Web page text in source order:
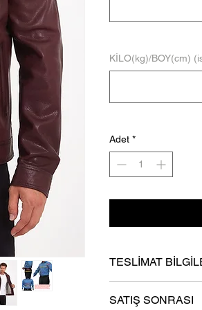
KİLO(kg)/BOY(cm)
Adet *
TESLİMAT
- Ücretsiz Kargo.
SATIŞ SONRASI